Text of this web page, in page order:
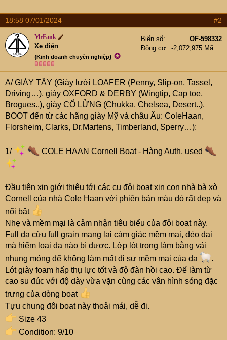
c
t
i
o
n
:
18:58 07/01/2024 #2
MrFank
Xe điện
{Kinh doanh chuyên nghiệp} ✪
Biển số
OF-598332
Động cơ
-2,072,975 Mã lực
A/ GIÀY TÂY (Giày lười LOAFER (Penny, Slip-on, Tassel,
Driving…), giày OXFORD & DERBY (Wingtip, Cap toe,
Brogues..), giày CỔ LỬNG (Chukka, Chelsea, Desert..),
BOOT đến từ các hãng giày Mỹ và châu Âu: ColeHaan,
Florsheim, Clarks, Dr.Martens, Timberland, Sperry…):
1/ COLE HAAN Cornell Boat - Hàng Auth, used
Đầu tiên xin giới thiệu tới các cụ đôi boat xịn con nhà bà xò
Cornell của nhà Cole Haan với phiên bản màu đỏ rất đẹp và
nổi bật
Nhẹ và mềm mại là cảm nhận tiêu biểu của đôi boat này.
Full da cừu full grain mang lại cảm giác mềm mại, dẻo dai
mà hiếm loại da nào bì được. Lớp lót trong làm bằng vải
nhung mỏng để không làm mất đi sự mềm mại của da
.
Lót giày foam hấp thụ lực tốt và độ đàn hồi cao. Đế làm từ
cao su đúc với độ dày vừa vặn cùng các vân hình sóng đặc
trưng của dòng boat
Tựu chung đôi boat này thoải mái, dễ đi.
Size 43
Condition: 9/10